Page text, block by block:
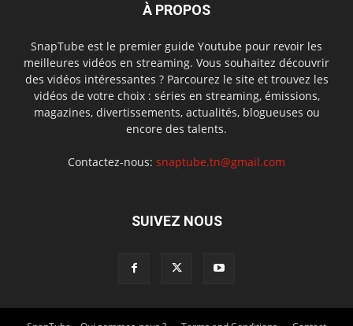
À PROPOS
SnapTube est le premier guide Youtube pour revoir les
meilleures vidéos en streaming. Vous souhaitez découvrir
des vidéos intéressantes ? Parcourez le site et trouvez les
vidéos de votre choix : séries en streaming, émissions,
magazines, divertissements, actualités, blogueuses ou
encore des talents.
Contactez-nous: snaptube.tn@gmail.com
SUIVEZ NOUS